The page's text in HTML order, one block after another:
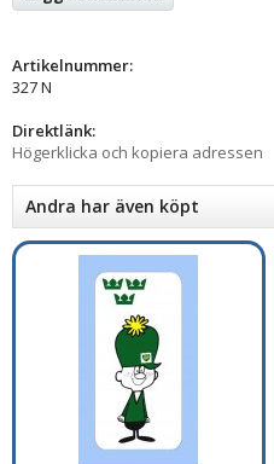
Artikelnummer:
327 N
Direktlänk:
Högerklicka och kopiera adressen
Andra har även köpt